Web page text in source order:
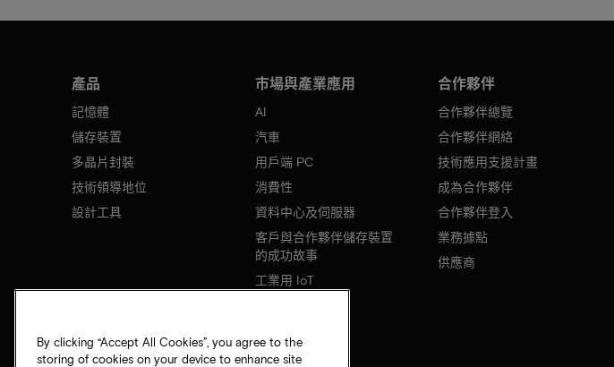
產品
記憶體
儲存裝置
多晶片封裝
技術領導地位
設計工具
市場與產業應用
AI
汽車
用戶端 PC
消費性
資料中心及伺服器
客戶與合作夥伴儲存裝置
的成功故事
工業用 IoT
合作夥伴
合作夥伴總覽
合作夥伴網絡
技術應用支援計畫
成為合作夥伴
合作夥伴登入
業務據點
供應商
By clicking “Accept All Cookies”, you agree to the
storing of cookies on your device to enhance site